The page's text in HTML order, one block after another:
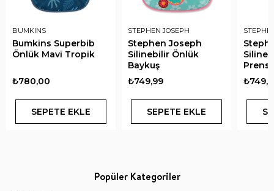
BUMKINS
Bumkins Superbib
Önlük Mavi Tropik
₺780,00
SEPETE EKLE
STEPHEN JOSEPH
Stephen Joseph
Silinebilir Önlük
Baykuş
₺749,99
SEPETE EKLE
Popüler Kategoriler